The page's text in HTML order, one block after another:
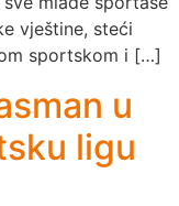
vještine, steći
sportskom i […]
u
ligu